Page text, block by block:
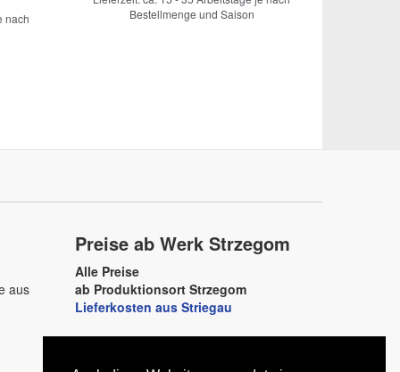
nach
Bestellmenge und Saison
aus
Preise ab Werk Strzegom
Alle Preise
ab Produktionsort Strzegom
Lieferkosten aus Striegau
Granit-Striegau